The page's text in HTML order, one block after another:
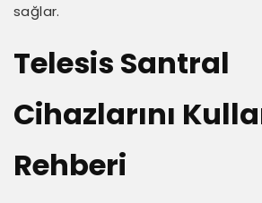
sağlar.
Telesis Santral
Cihazlarını
Rehberi